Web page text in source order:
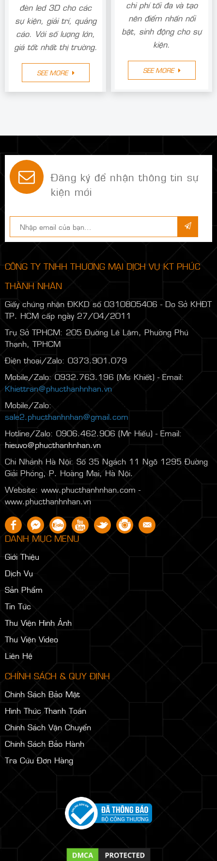
Phúc Thành Nhân,
chuyên cung cấp giải
pháp cho thuê quạt
đèn led 3D cho các
cáo. Với số lượng lớn,
hình LED Phúc Thành
Nhân sẽ giúp doanh
nghiệp bạn tiết kiệm
chi phí tối đa và tạo
bật, sinh động cho sự
Đăng ký để nhận thông tin sự
kiện mới
CÔNG TY TNHH THƯƠNG MẠI DỊCH VỤ KT PHÚC
THÀNH NHÂN
Giấy chứng nhận ĐKKD số 0310805406 - Do Sở KHĐT
Trụ Sở TPHCM: 205 Đường Lê Lâm, Phường Phú
Thạnh, TPHCM
Điện thoại/Zalo: 0373.901.079
Mobile/Zalo: 0932.763.196 (Ms Khiết) - Email:
Khiettran@phucthanhnhan.vn
Mobile/Zalo:0986.272.500
(Mr Đăng) - Email:
sale2.phucthanhnhan@gmail.com
Hotline/Zalo: 0906.462.906 (Mr Hiếu) - Email:
hieuvo@phucthanhnhan.vn
Chi Nhánh Hà Nội: Số 35 Ngách 11 Ngõ 1295 Đường
Website: www.phucthanhnhan.com -
www.phucthanhnhan.vn
DANH MỤC MENU
Giới Thiệu
Dịch Vụ
Sản Phẩm
Tin Tức
Thư Viện Hình Ảnh
Thư Viện Video
Liên Hệ
CHÍNH SÁCH & QUY ĐỊNH
Chính Sách Bảo Mật
Hình Thức Thanh Toán
Chính Sách Vận Chuyển
Tra Cứu Đơn Hàng